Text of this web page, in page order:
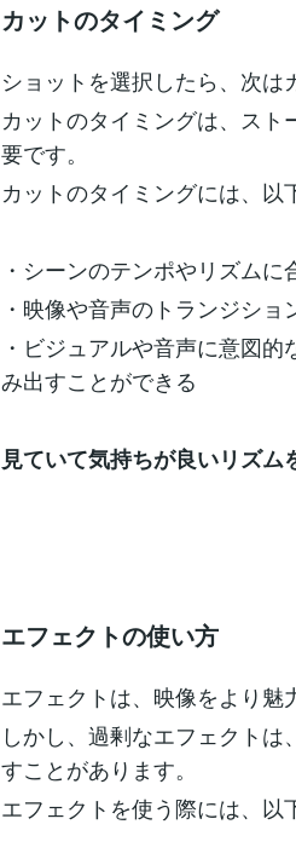
カットのタイミング
ショットを選択したら、次は
カットのタイミングは、ス
要です。
カットのタイミングには、以
・シーンのテンポやリズムに
・映像や音声のトランジショ
・ビジュアルや音声に意図
み出すことができる
見ていて気持ちが良いリズム
エフェクトの使い方
エフェクトは、映像をより魅
しかし、過剰なエフェクト
すことがあります。
エフェクトを使う際には、以